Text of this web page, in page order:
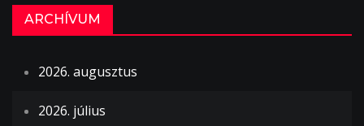
ARCHÍVUM
2026. augusztus
2026. július